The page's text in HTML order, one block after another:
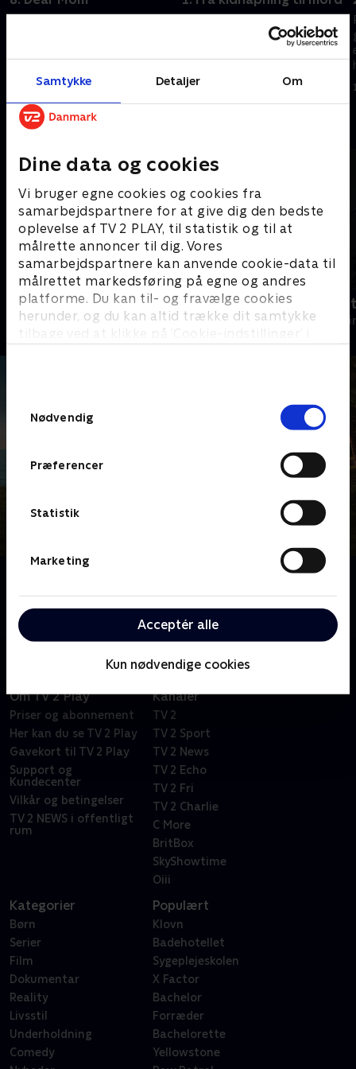
Samtykke Detaljer Om
Dine data og cookies
Vi bruger egne cookies og cookies fra
samarbejdspartnere for at give dig den bedste
oplevelse af TV 2 PLAY, til statistik og til at
målrette annoncer til dig. Vores
samarbejdspartnere kan anvende cookie-data til
målrettet markedsføring på egne og andres
platforme. Du kan til- og fravælge cookies
herunder, og du kan altid trække dit samtykke
tilbage ved at klikke på ’Cookie-indstillinger’ i
Nødvendig
Præferencer
Statistik
Marketing
Acceptér alle
Kun nødvendige cookies
ikke har fat i den rigtige
3. juni 2021 • 58 min
kidnapning ender med mord,
får Neville og teamet til
det kunne gå så galt.
6. april 2022 • 57 min
Andre så også
Mord på Mallorca
Krimi & Spænding • 2 sæsoner
Fornyet
Krimi &
der er brandvarmt - det er mordsagerne også.
Om TV 2 Play
Priser og abonnement
Her kan du se TV 2 Play
Gavekort til TV 2 Play
Support og
Kundecenter
Vilkår og betingelser
TV 2 NEWS i offentligt
rum
Kanaler
TV 2
TV 2 Sport
TV 2 News
TV 2 Echo
TV 2 Fri
TV 2 Charlie
C More
BritBox
SkyShowtime
Oiii
Kategorier
Børn
Serier
Film
Dokumentar
Reality
Livsstil
Underholdning
Comedy
Populært
Klovn
Badehotellet
Sygeplejeskolen
X Factor
Bachelor
Forræder
Bachelorette
Yellowstone